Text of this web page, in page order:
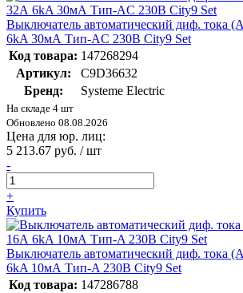
Выключатель автоматический диф. тока
6kA 30мА Тип-AС 230В City9 Set
Код товара: 147268294
Артикул:
C9D36632
Бренд:
Systeme Electric
На складе 4 шт
Обновлено 08.08.2026
Цена для юр. лиц:
5 213.67 руб. / шт
-
+
Купить
Выключатель автоматический диф. тока
6kA 10мА Тип-A 230В City9 Set
Код товара: 147286788